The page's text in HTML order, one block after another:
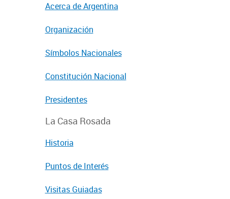
Acerca de Argentina
Organización
Símbolos Nacionales
Constitución Nacional
Presidentes
La Casa Rosada
Historia
Puntos de Interés
Visitas Guiadas